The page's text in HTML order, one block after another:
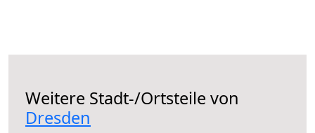
Weitere Stadt-/Ortsteile von
Dresden